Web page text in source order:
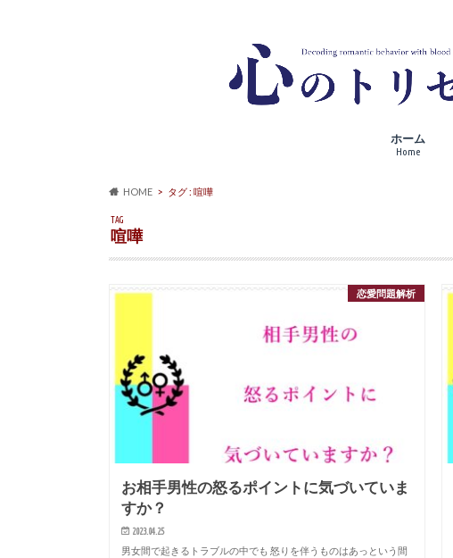
ホーム
Home
HOME タグ : 喧嘩
TAG
喧嘩
恋愛問題解析
お相手男性の怒るポイントに気づいていま
すか？
2023.04.25
男女間で起きるトラブルの中でも 怒りを伴うものはあっという間